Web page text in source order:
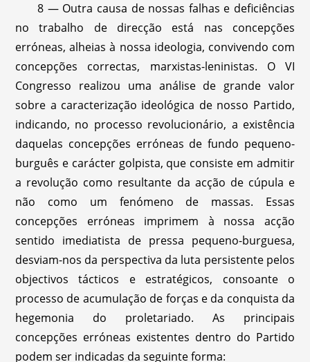
8 — Outra causa de nossas falhas e deficiências
no trabalho de direcção está nas concepções
erróneas, alheias à nossa ideologia, convivendo com
concepções correctas, marxistas-leninistas. O VI
Congresso realizou uma análise de grande valor
sobre a caracterização ideológica de nosso Partido,
indicando, no processo revolucionário, a existência
daquelas concepções erróneas de fundo pequeno-
burguês e carácter golpista, que consiste em admitir
a revolução como resultante da acção de cúpula e
não como um fenómeno de massas. Essas
concepções erróneas imprimem à nossa acção
sentido imediatista de pressa pequeno-burguesa,
desviam-nos da perspectiva da luta persistente pelos
objectivos tácticos e estratégicos, consoante o
processo de acumulação de forças e da conquista da
hegemonia do proletariado. As principais
concepções erróneas existentes dentro do Partido
podem ser indicadas da seguinte forma: